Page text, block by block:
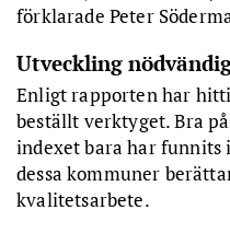
förklarade Peter
Utveckling
Enligt rapporten har
beställt verktyget. Bra
indexet bara har funnits
dessa kommuner
kvalitetsarbete.